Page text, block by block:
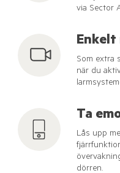
via Sector
Enkelt
Som extra
när du
Ta
Lås upp
dörren.